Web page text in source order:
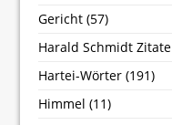
Gericht (57)
Harald Schmidt Zitate
Hartei-Wörter (191)
Himmel (11)